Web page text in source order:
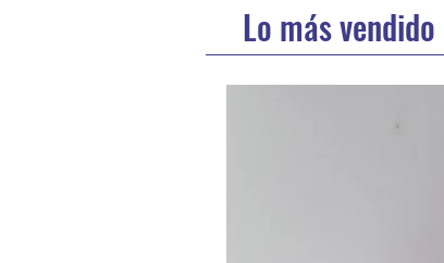
Lo más vendido